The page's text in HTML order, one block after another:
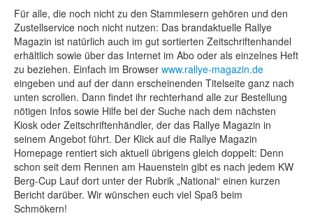
Für alle, die noch nicht zu den Stammlesern gehören und den
Zustellservice noch nicht nutzen: Das brandaktuelle Rallye
Magazin ist natürlich auch im gut sortierten Zeitschriftenhandel
erhältlich sowie über das Internet im Abo oder als einzelnes Heft
zu beziehen. Einfach im Browser www.rallye-magazin.de
eingeben und auf der dann erscheinenden Titelseite ganz nach
unten scrollen. Dann findet ihr rechterhand alle zur Bestellung
nötigen Infos sowie Hilfe bei der Suche nach dem nächsten
Kiosk oder Zeitschriftenhändler, der das Rallye Magazin in
seinem Angebot führt. Der Klick auf die Rallye Magazin
Homepage rentiert sich aktuell übrigens gleich doppelt: Denn
schon seit dem Rennen am Hauenstein gibt es nach jedem KW
Berg-Cup Lauf dort unter der Rubrik „National“ einen kurzen
Bericht darüber. Wir wünschen euch viel Spaß beim
Schmökern!